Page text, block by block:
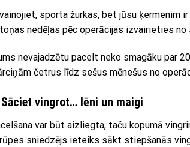
sporta žurkas, bet jūsu ķermenim
nedēļas pēc operācijas izvairieties no
nevajadzētu pacelt neko smagāku par
četrus līdz sešus mēnešus no
vingrot… lēni un maigi
var būt aizliegta, taču kopumā
sniedzējs ieteiks sākt stiepšanās